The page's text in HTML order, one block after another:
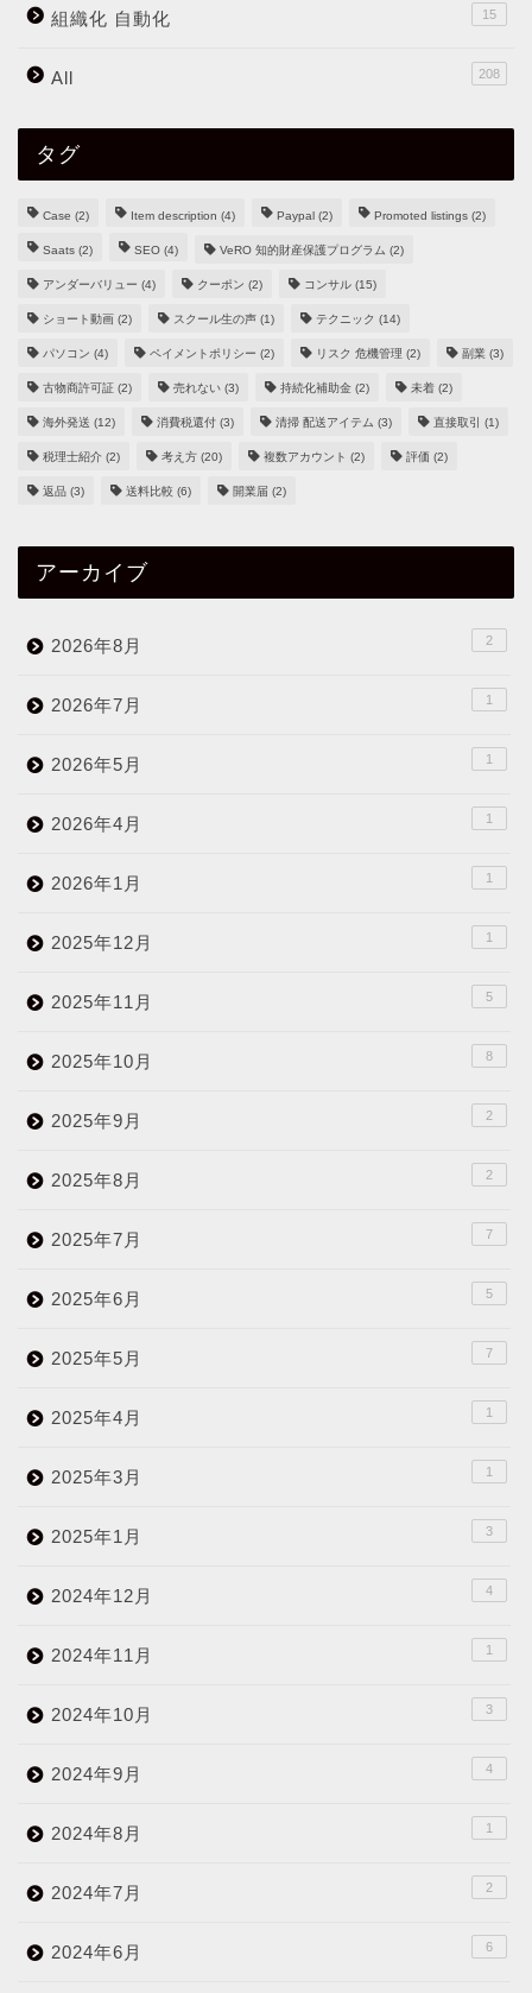
組織化 自動化 15
All 208
タグ
Case (2) Item description (4) Paypal (2) Promoted listings (2)
Saats (2) SEO (4) VeRO 知的財産保護プログラム (2)
アンダーバリュー (4) クーポン (2) コンサル (15)
ショート動画 (2) スクール生の声 (1) テクニック (14)
パソコン (4) ペイメントポリシー (2) リスク 危機管理 (2) 副業 (3)
古物商許可証 (2) 売れない (3) 持続化補助金 (2) 未着 (2)
海外発送 (12) 消費税還付 (3) 清掃 配送アイテム (3) 直接取引 (1)
税理士紹介 (2) 考え方 (20) 複数アカウント (2) 評価 (2)
返品 (3) 送料比較 (6) 開業届 (2)
アーカイブ
2026年8月 2
2026年7月 1
2026年5月 1
2026年4月 1
2026年1月 1
2025年12月 1
2025年11月 5
2025年10月 8
2025年9月 2
2025年8月 2
2025年7月 7
2025年6月 5
2025年5月 7
2025年4月 1
2025年3月 1
2025年1月 3
2024年12月 4
2024年11月 1
2024年10月 3
2024年9月 4
2024年8月 1
2024年7月 2
2024年6月 6